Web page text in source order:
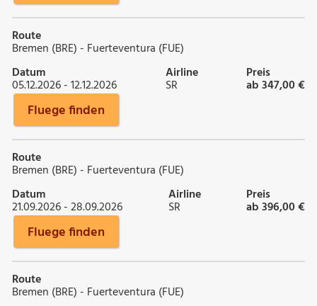
Route
Bremen (BRE) - Fuerteventura (FUE)
Datum
05.12.2026 - 12.12.2026
Airline
SR
Preis
ab 347,00 €
Fluege finden
Route
Bremen (BRE) - Fuerteventura (FUE)
Datum
21.09.2026 - 28.09.2026
Airline
SR
Preis
ab 396,00 €
Fluege finden
Route
Bremen (BRE) - Fuerteventura (FUE)